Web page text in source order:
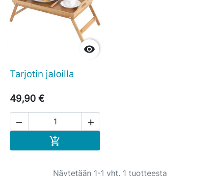

Tarjotin jaloilla
49,90 €
 

Näytetään 1-1 yht. 1 tuotteesta